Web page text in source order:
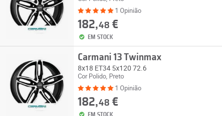
1 Opinião
182,48€
EM STOCK
Carmani 13 Twinmax
8x18 ET34 5x120 72.6
Cor Polido, Preto
1 Opinião
182,48€
EM STOCK